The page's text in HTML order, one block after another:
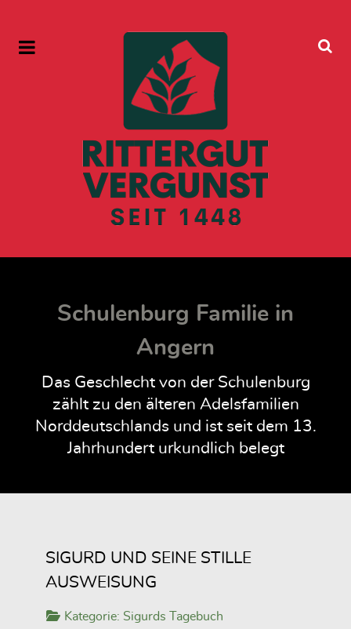
Schulenburg Familie in
Angern
Das Geschlecht von der Schulenburg
zählt zu den älteren Adelsfamilien
Norddeutschlands und ist seit dem 13.
Jahrhundert urkundlich belegt
SIGURD UND SEINE STILLE
AUSWEISUNG
Kategorie: Sigurds Tagebuch